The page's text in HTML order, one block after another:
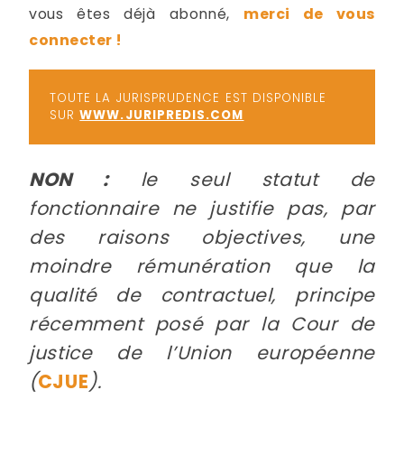
vous êtes déjà abonné, merci de vous
connecter !
TOUTE LA JURISPRUDENCE EST DISPONIBLE
SURWWW.JURIPREDIS.COM
NON :le seul statut de
fonctionnaire ne justifie pas, par
des raisons objectives, une
moindre rémunération que la
qualité de contractuel, principe
récemment posé par la Cour de
justice de l’Union européenne
(CJUE).